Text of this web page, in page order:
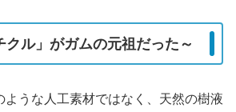
クル」がガムの元祖だった～
ような人工素材ではなく、天然の樹液